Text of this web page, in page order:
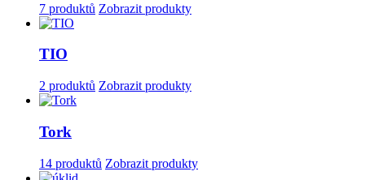
7 produktů Zobrazit produkty
TIO
2 produktů Zobrazit produkty
Tork
14 produktů Zobrazit produkty